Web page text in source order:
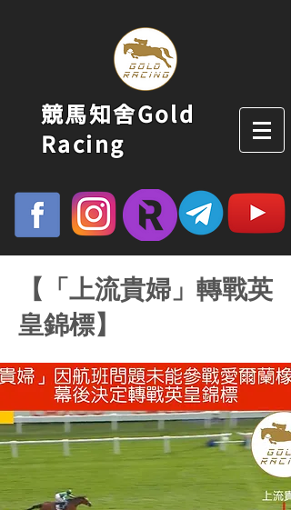
競馬知舍Gold
Racing
【「上流貴婦」轉戰英
皇錦標】